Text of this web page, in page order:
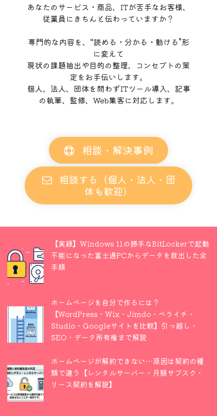
あなたのサービス・商品、ITが苦手なお客様、
従業員にきちんと伝わっていますか？
専門的な内容を、“読める・分かる・動ける”形
に変えて
現状の課題抽出や目的の整理、コンセプトの策
定をお手伝いします。
個人、法人、団体を問わずITツール導入、記事
の執筆、監修、Web集客に対応します。
相談・解決事例
相談する（個人・法人・団
体も歓迎）
【実録】Windows 11の勝手なBitLockerで起動
不能になった富士通PCからデータを救出した全
手順
ホームページを自分で作るには？
【WordPress・Wix・Jimdo・ペライチ・
Studio・Googleサイトを比較】引っ越し・
SEO・データ所有権まで解説
ホームページが解約できない…原因は契約の種
類で違う【レンタルサーバー・月額サブスク・
リース契約を解説】